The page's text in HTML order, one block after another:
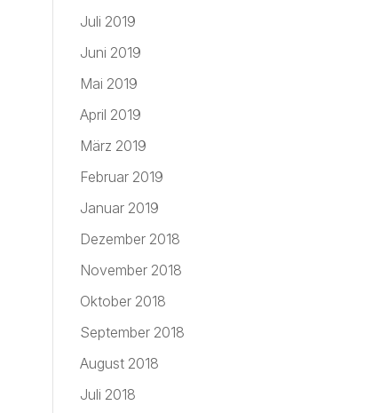
Juli 2019
Juni 2019
Mai 2019
April 2019
März 2019
Februar 2019
Januar 2019
Dezember 2018
November 2018
Oktober 2018
September 2018
August 2018
Juli 2018